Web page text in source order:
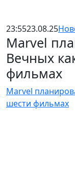
23:5523.08.25
Marvel
Вечных
фильмах
Marvel
шести фильмах